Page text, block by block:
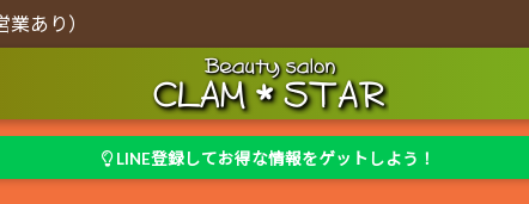
あり）
LINE登録してお得な情報をゲットしよう！